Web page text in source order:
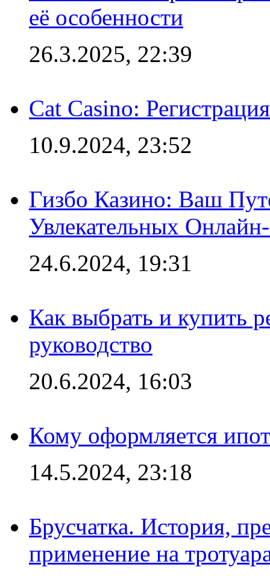
её особенности
26.3.2025, 22:39
Cat Casino:
10.9.2024, 23:52
Гизбо Казино: Ваш
Увлекательных
24.6.2024, 19:31
Как выбрать и купить
руководство
20.6.2024, 16:03
Кому оформляется
14.5.2024, 23:18
Брусчатка. История,
применение на